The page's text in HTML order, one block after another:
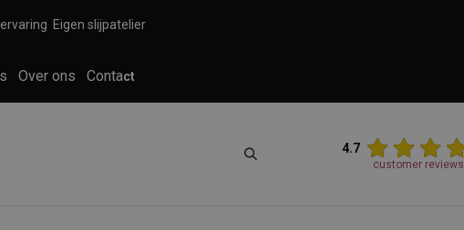
Eigen slijpatelier
Over ons Contact
4.7
customer reviews